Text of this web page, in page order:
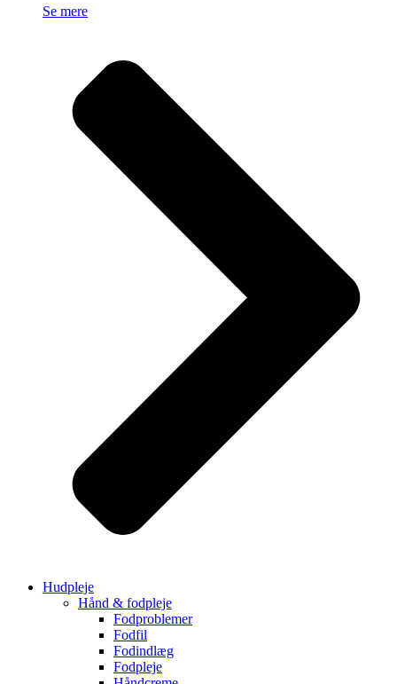
Se mere
Hudpleje
Hånd & fodpleje
Fodproblemer
Fodfil
Fodindlæg
Fodpleje